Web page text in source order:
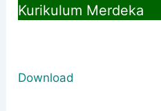
Kurikulum Merdeka
Download